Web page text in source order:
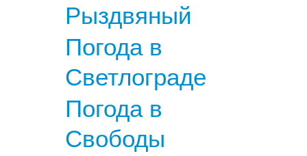
Рыздвяный
Погода в
Светлограде
Погода в
Свободы